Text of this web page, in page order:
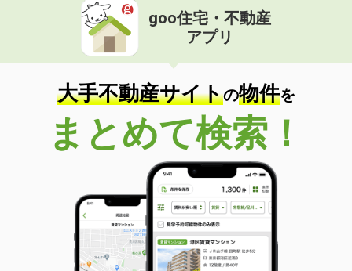
goo住宅・不動産
アプリ
大手不動産サイトの物件を
まとめて検索！